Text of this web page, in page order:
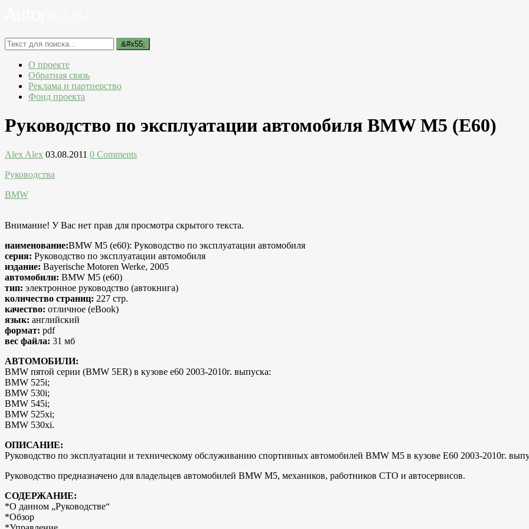
О проекте
Обратная связь
Реклама и партнерство
Фонд проекта
Руководство по эксплуатации автомобиля BMW M5 (E60)
Alex Alex 03.08.2011 0 Comments
Руководства
BMW
Внимание! У Вас нет прав для просмотра скрытого текста.
наименование:BMW M5 (e60): Руководство по эксплуатации автомобиля
серия: Руководство по эксплуатации автомобиля
издание: Bayerische Motoren Werke, 2005
автомобили: BMW M5 (e60)
тип: электронное руководство (автокнига)
количество страниц: 227 стр.
качество: отличное (eBook)
язык: английский
формат: pdf
вес файла: 31 мб
АВТОМОБИЛИ:
BMW пятой серии (BMW 5ER) в кузове e60 2003-2010г. выпуска:
BMW 525i;
BMW 530i;
BMW 545i;
BMW 525xi;
BMW 530xi.
ОПИСАНИЕ:
Руководство по эксплуатации и техническому обслуживанию спортивных автомобилей BMW M5 в кузове E60 2003-2010г.
Руководство предназначено для владельцев автомобилей BMW M5, механиков, работников СТО и автосервисов.
СОДЕРЖАНИЕ:
*О данном „Руководстве“
*Обзор